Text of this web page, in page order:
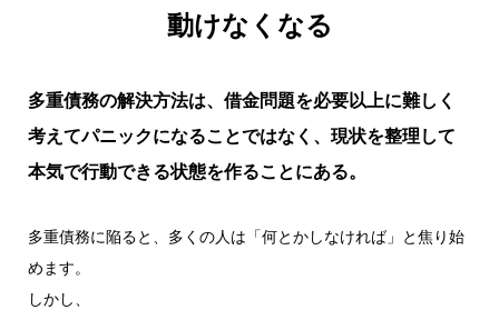
動けなくなる
多重債務の解決方法は、借金問題を必要以上に難しく
考えてパニックになることではなく、現状を整理して
本気で行動できる状態を作ることにある。
多重債務に陥ると、多くの人は「何とかしなければ」と焦り始
めます。
しかし、